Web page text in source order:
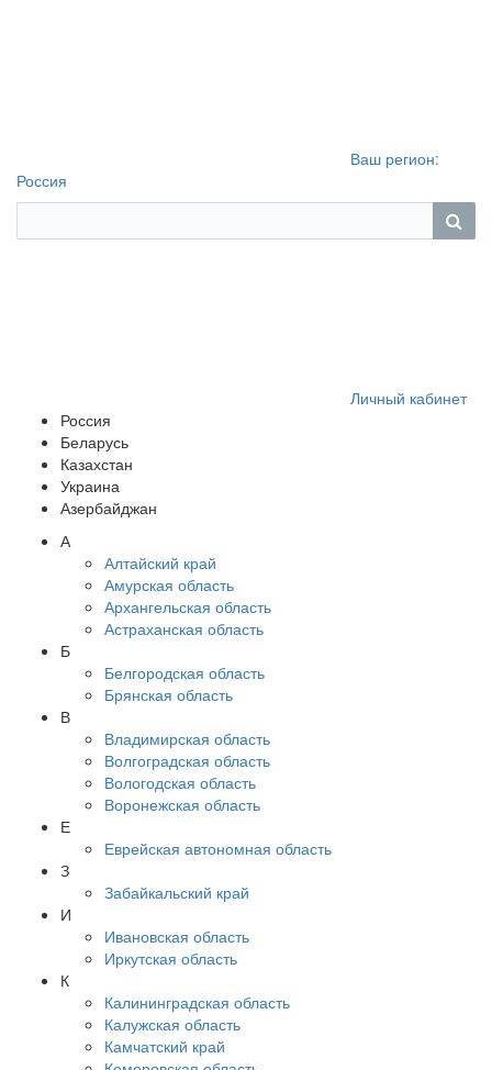
Ваш регион:
Россия
Личный кабинет
Россия
Беларусь
Казахстан
Украина
Азербайджан
А
Алтайский край
Амурская область
Архангельская область
Астраханская область
Б
Белгородская область
Брянская область
В
Владимирская область
Волгоградская область
Вологодская область
Воронежская область
Е
Еврейская автономная область
З
Забайкальский край
И
Ивановская область
Иркутская область
К
Калининградская область
Калужская область
Камчатский край